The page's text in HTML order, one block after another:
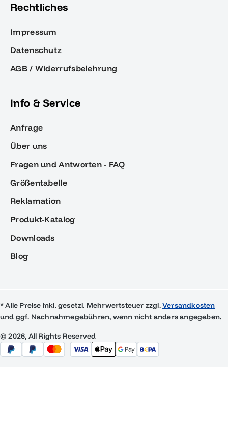
Rechtliches
Impressum
Datenschutz
AGB / Widerrufsbelehrung
Info & Service
Anfrage
Über uns
Fragen und Antworten - FAQ
Größentabelle
Reklamation
Produkt-Katalog
Downloads
Blog
* Alle Preise inkl. gesetzl. Mehrwertsteuer zzgl.Versandkosten
und ggf. Nachnahmegebühren, wenn nicht anders angegeben.
© 2026, All Rights Reserved